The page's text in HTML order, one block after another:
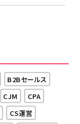
B2Bセールス
CJM
CPA
CS運営